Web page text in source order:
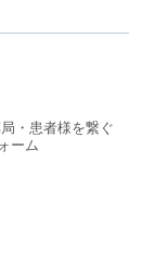
・患者様を繋ぐ
ーム